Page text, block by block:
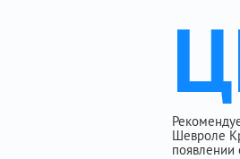
Шевроле
появлении